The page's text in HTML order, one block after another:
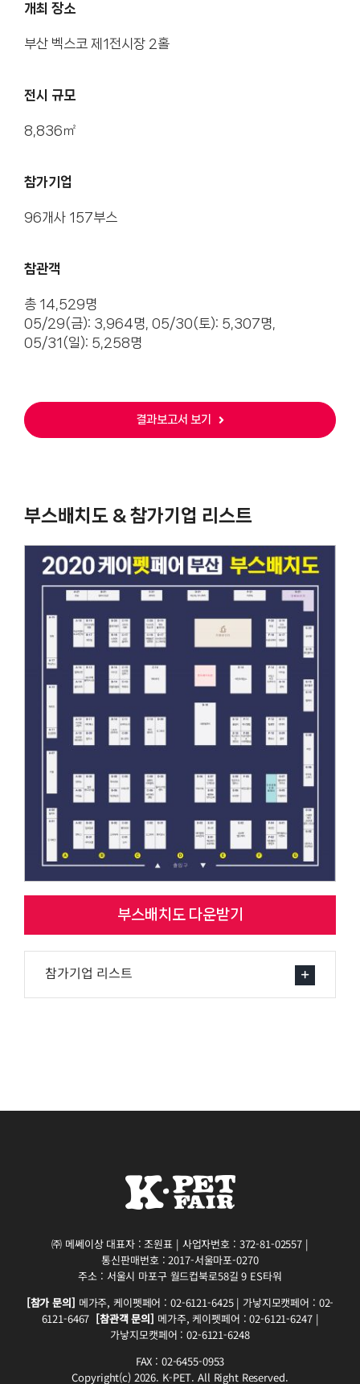
개최 장소
부산 벡스코 제1전시장 2홀
전시 규모
8,836㎡
참가기업
96개사 157부스
참관객
총 14,529명
05/29(금): 3,964명, 05/30(토): 5,307명,
05/31(일): 5,258명
결과보고서 보기
부스배치도 & 참가기업 리스트
부스배치도 다운받기
참가기업 리스트
㈜ 메쎄이상 대표자 : 조원표 | 사업자번호 : 372-81-02557 |
통신판매번호 : 2017-서울마포-0270
주소 : 서울시 마포구 월드컵북로58길 9 ES타워
[참가 문의] 메가주, 케이펫페어 : 02-6121-6425 | 가낳지모캣페어 : 02-
6121-6467 [참관객 문의] 메가주, 케이펫페어 : 02-6121-6247 |
가낳지모캣페어 : 02-6121-6248
FAX : 02-6455-0953
Copyright(c) 2026. K-PET. All Right Reserved.